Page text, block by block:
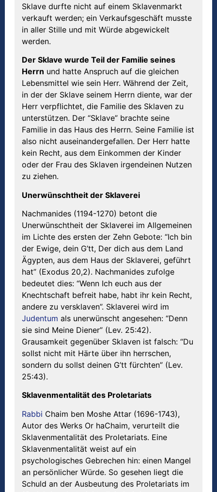
Sklave durfte nicht auf einem Sklavenmarkt
verkauft werden; ein Verkaufsgeschäft musste
in aller Stille und mit Würde abgewickelt
werden.
Der Sklave wurde Teil der Familie seines
Herrn und hatte Anspruch auf die gleichen
Lebensmittel wie sein Herr. Während der Zeit,
in der der Sklave seinem Herrn diente, war der
Herr verpflichtet, die Familie des Sklaven zu
unterstützen. Der “Sklave” brachte seine
Familie in das Haus des Herrn. Seine Familie ist
also nicht auseinandergefallen. Der Herr hatte
kein Recht, aus dem Einkommen der Kinder
oder der Frau des Sklaven irgendeinen Nutzen
zu ziehen.
Unerwünschtheit der Sklaverei
Nachmanides (1194-1270) betont die
Unerwünschtheit der Sklaverei im Allgemeinen
im Lichte des ersten der Zehn Gebote: “Ich bin
der Ewige, dein G’tt, Der dich aus dem Land
Ägypten, aus dem Haus der Sklaverei, geführt
hat” (Exodus 20,2). Nachmanides zufolge
bedeutet dies: “Wenn Ich euch aus der
Knechtschaft befreit habe, habt ihr kein Recht,
andere zu versklaven”. Sklaverei wird im
Judentum als unerwünscht angesehen: “Denn
sie sind Meine Diener” (Lev. 25:42).
Grausamkeit gegenüber Sklaven ist falsch: “Du
sollst nicht mit Härte über ihn herrschen,
sondern du sollst deinen G’tt fürchten” (Lev.
25:43).
Sklavenmentalität des Proletariats
Rabbi Chaim ben Moshe Attar (1696-1743),
Autor des Werks Or haChaim, verurteilt die
Sklavenmentalität des Proletariats. Eine
Sklavenmentalität weist auf ein
psychologisches Gebrechen hin: einen Mangel
an persönlicher Würde. So gesehen liegt die
Schuld an der Ausbeutung des Proletariats im